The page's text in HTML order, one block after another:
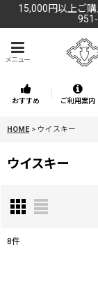
15,000円以上ご
メニュー
おすすめ ご利用案内
HOME > ウイスキー
ウイスキー
8件